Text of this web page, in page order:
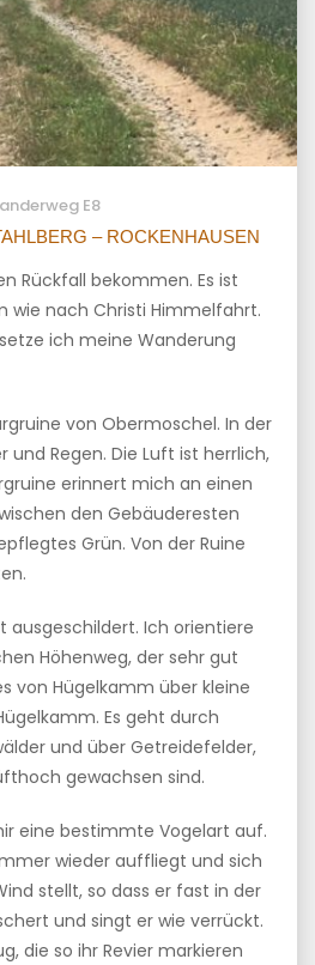
E8
– ROCKENHAUSEN
Rückfall bekommen. Es ist
wie nach Christi Himmelfahrt.
ich meine Wanderung
von Obermoschel. In der
und Regen. Die Luft ist herrlich,
erinnert mich an einen
den Gebäuderesten
Grün. Von der Ruine
ausgeschildert. Ich orientiere
Höhenweg, der sehr gut
von Hügelkamm über kleine
Es geht durch
und über Getreidefelder,
gewachsen sind.
eine bestimmte Vogelart auf.
wieder auffliegt und sich
stellt, so dass er fast in der
und singt er wie verrückt.
die so ihr Revier markieren